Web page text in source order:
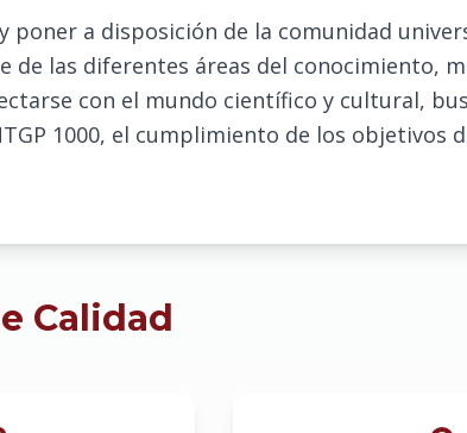
poner a disposición de la comunidad
las diferentes áreas del conocimiento,
con el mundo científico y cultural,
1000, el cumplimiento de los objetivos
Calidad